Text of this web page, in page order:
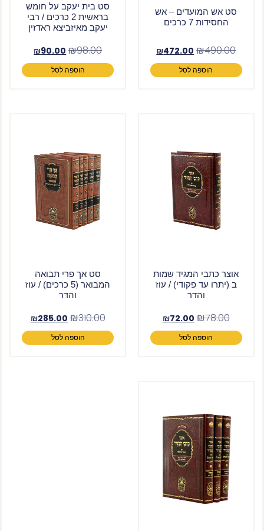
סט אש המועדים – אש
החסידות 7 כרכים
₪490.00
₪472.00
הוספה לסל
סט בית יעקב על חומש
בראשית 2 כרכים / רבי
יעקב מאיזביצא ראדזין
₪98.00
₪90.00
הוספה לסל
אוצר כתבי המגיד שמות
ב (יתרו עד פקודי) / עוז
והדר
₪78.00
₪72.00
הוספה לסל
סט אך פרי תבואה
המבואר (5 כרכים) / עוז
והדר
₪310.00
₪285.00
הוספה לסל